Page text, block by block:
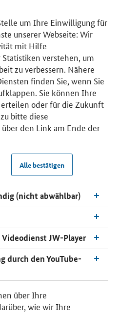
um Ihre Einwilligung für
unserer Webseite: Wir
mit Hilfe
verstehen, um
zu verbessern. Nähere
finden Sie, wenn Sie
Sie können Ihre
oder für die Zukunft
bitte diese
den Link am Ende der
Alle bestätigen
(nicht abwählbar)
JW-Player
durch den YouTube-
über Ihre
wie wir Ihre